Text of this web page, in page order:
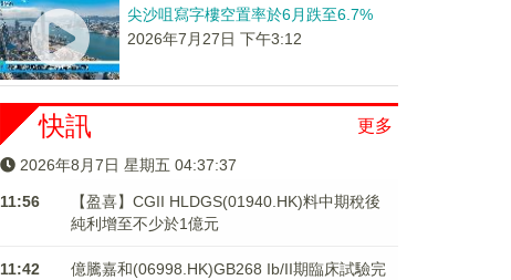
尖沙咀寫字樓空置率於6月跌至6.7%
2026年7月27日 下午3:12
更多
快訊
2026年8月7日 星期五 04:37:37
11:56
【盈喜】CGII HLDGS(01940.HK)料中期稅後
純利增至不少於1億元
11:42
億騰嘉和(06998.HK)GB268 Ib/II期臨床試驗完